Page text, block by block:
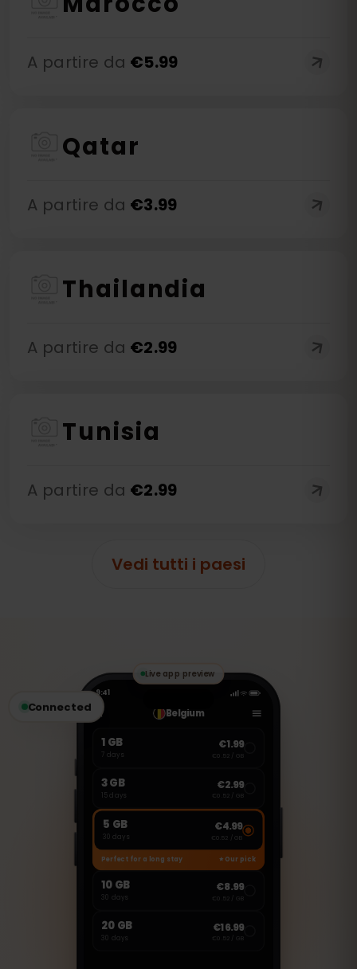
A partire da €5.99
Qatar
A partire da €3.99
Thailandia
A partire da €2.99
Tunisia
A partire da €2.99
Vedi tutti i paesi